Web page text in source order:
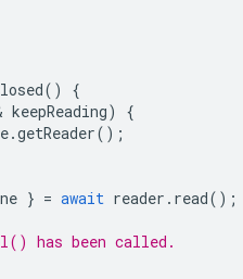
()
{
keepReading)
{
.getReader();
} = await reader . read();
has been called.